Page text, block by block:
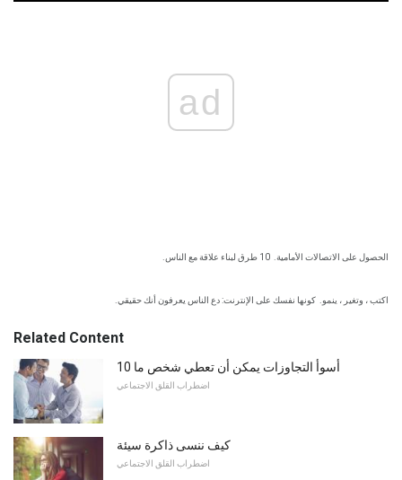
ad
الحصول على الاتصالات الأمامية. 10 طرق لبناء علاقة مع الناس.
اكتب ، وتغير ، ينمو. كونها نفسك على الإنترنت: دع الناس يعرفون أنك حقيقي.
Related Content
10 أسوأ التجاوزات يمكن أن تعطي شخص ما
اضطراب القلق الاجتماعي
كيف ننسى ذاكرة سيئة
اضطراب القلق الاجتماعي